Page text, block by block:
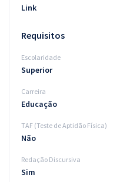
Link
Requisitos
Escolaridade
Superior
Carreira
Educação
TAF (Teste de Aptidão Física)
Não
Redação Discursiva
Sim